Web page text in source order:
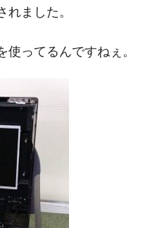
ました。
ってるんですねぇ。